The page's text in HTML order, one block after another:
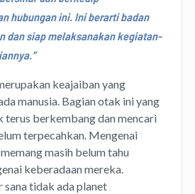
hubungan ini. Ini berarti badan
dan siap melaksanakan kegiatan-
keajaiban yang
manusia. Bagian otak ini yang
terus berkembang dan mencari
terpecahkan. Mengenai
masih belum tahu
keberadaan mereka.
sana tidak ada planet